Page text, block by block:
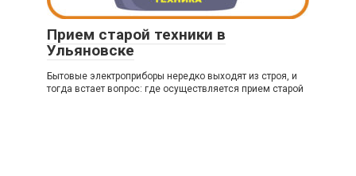
Прием старой техники в
Ульяновске
Бытовые электроприборы нередко выходят из строя, и
тогда встает вопрос: где осуществляется прием старой